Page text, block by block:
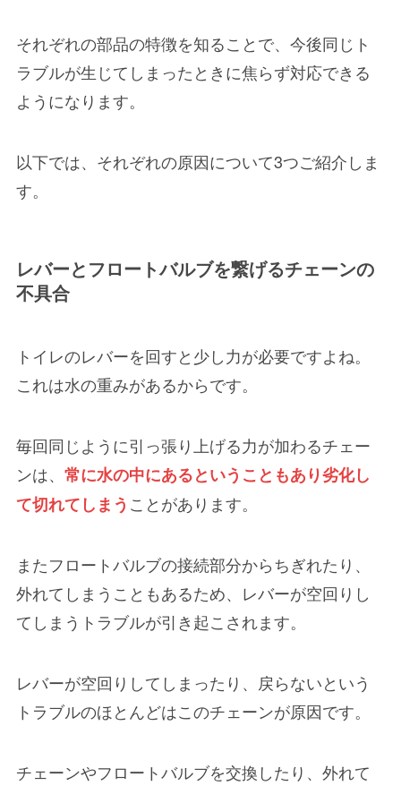
それぞれの部品の特徴を知ることで、今後同じト
ラブルが生じてしまったときに焦らず対応できる
ようになります。
以下では、 それぞれの原因について3つご紹介しま
す。
レバーとフロートバルブを繋げるチェーンの
不具合
トイレのレバーを回すと少し力が必要ですよね。
これは水の重みがあるからです。
毎回同じように引っ張り上げる力が加わるチェー
ンは、 常に水の中にあるということもあり劣化し
て切れてしまう ことがあります。
またフロートバルブの接続部分からちぎれたり、
外れてしまうこともあるため、レバーが空回りし
てしまうトラブルが引き起こされます。
レバーが空回りしてしまったり、戻らないという
トラブルのほとんどはこのチェーンが原因です。
チェーンやフロートバルブを交換したり、外れて